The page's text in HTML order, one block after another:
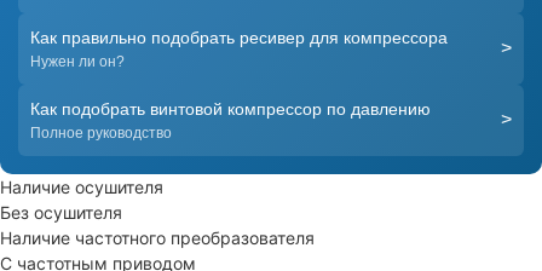
Как правильно подобрать ресивер для компрессора
Нужен ли он?
>
Как подобрать винтовой компрессор по давлению
Полное руководство
>
Наличие осушителя
Без осушителя
Наличие частотного преобразователя
С частотным приводом